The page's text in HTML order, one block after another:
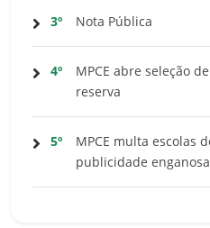
3º Nota Pública
4º
MPCE abre seleção
reserva
5º
MPCE multa escolas
publicidade enganosa